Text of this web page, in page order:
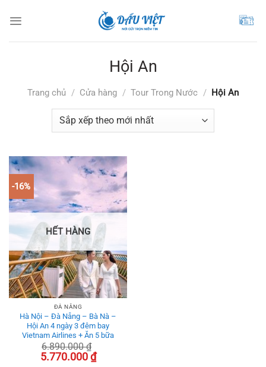
đến
Hội An
Trang chủ / Cửa hàng / Tour Trong Nước / Hội An
-16%
HẾT HÀNG
ĐÀ NẴNG
Hà Nội – Đà Nẵng – Bà Nà –
Hội An 4 ngày 3 đêm bay
Vietnam Airlines + Ăn 5 bữa
6.890.000₫
Giá
gốc
5.770.000₫Giá
hiện